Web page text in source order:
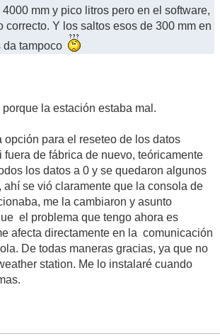
mm y pico litros pero en el software,
correcto. Y los saltos esos de 300 mm en
da tampoco
la estación estaba mal.
opción para el reseteo de los datos
fuera de fábrica de nuevo, teóricamente
los datos a 0 y se quedaron algunos
ahí se vió claramente que la consola de
me la cambiaron y asunto
el problema que tengo ahora es
afecta directamente en la comunicación
De todas maneras gracias, ya que no
station. Me lo instalaré cuando